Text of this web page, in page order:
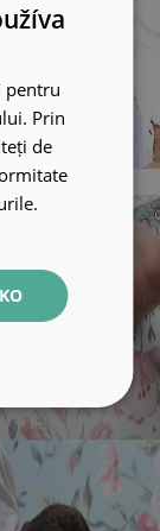
pentru
Prin
de